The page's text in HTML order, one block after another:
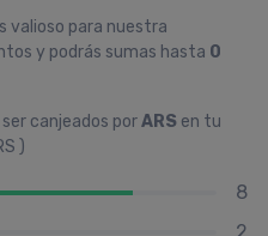
valioso para nuestra
y podrás sumas hasta 0
canjeados porARS en tu
)
8